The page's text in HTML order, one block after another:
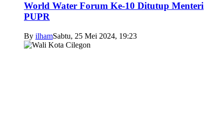
World Water Forum Ke-10 Ditutup Menteri
PUPR
By ilhamSabtu, 25 Mei 2024, 19:23